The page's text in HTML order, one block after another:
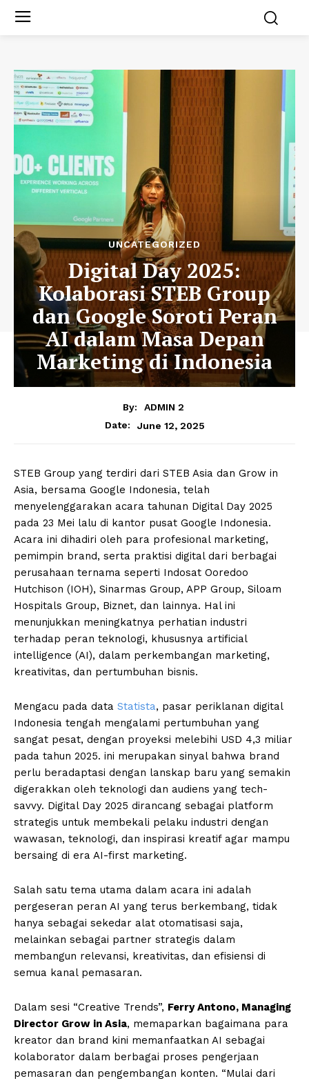
UNCATEGORIZED
Digital Day 2025:
Kolaborasi STEB Group
dan Google Soroti Peran
AI dalam Masa Depan
Marketing di Indonesia
By:
ADMIN 2
Date:
June 12, 2025
STEB Group yang terdiri dari STEB Asia dan Grow in
Asia, bersama Google Indonesia, telah
menyelenggarakan acara tahunan Digital Day 2025
pada 23 Mei lalu di kantor pusat Google Indonesia.
Acara ini dihadiri oleh para profesional marketing,
pemimpin brand, serta praktisi digital dari berbagai
perusahaan ternama seperti Indosat Ooredoo
Hutchison (IOH), Sinarmas Group, APP Group, Siloam
Hospitals Group, Biznet, dan lainnya. Hal ini
menunjukkan meningkatnya perhatian industri
terhadap peran teknologi, khususnya artificial
intelligence (AI), dalam perkembangan marketing,
kreativitas, dan pertumbuhan bisnis.
Mengacu pada data Statista, pasar periklanan digital
Indonesia tengah mengalami pertumbuhan yang
sangat pesat, dengan proyeksi melebihi USD 4,3 miliar
pada tahun 2025. ini merupakan sinyal bahwa brand
perlu beradaptasi dengan lanskap baru yang semakin
digerakkan oleh teknologi dan audiens yang tech-
savvy. Digital Day 2025 dirancang sebagai platform
strategis untuk membekali pelaku industri dengan
wawasan, teknologi, dan inspirasi kreatif agar mampu
bersaing di era AI-first marketing.
Salah satu tema utama dalam acara ini adalah
pergeseran peran AI yang terus berkembang, tidak
hanya sebagai sekedar alat otomatisasi saja,
melainkan sebagai partner strategis dalam
membangun relevansi, kreativitas, dan efisiensi di
semua kanal pemasaran.
Dalam sesi “Creative Trends”, Ferry Antono, Managing
Director Grow in Asia, memaparkan bagaimana para
kreator dan brand kini memanfaatkan AI sebagai
kolaborator dalam berbagai proses pengerjaan
pemasaran dan pengembangan konten. “Mulai dari